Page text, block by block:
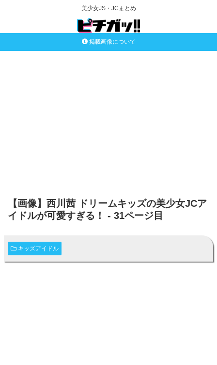
美少女JS・JCまとめ
掲載画像について
【画像】西川茜 ドリームキッズの美少女JCア
イドルが可愛すぎる！ - 31ページ目
キッズアイドル